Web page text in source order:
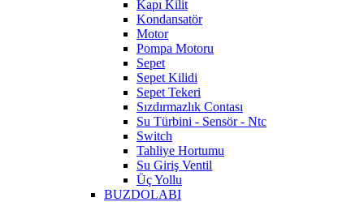
Kapı Kilit
Kondansatör
Motor
Pompa Motoru
Sepet
Sepet Kilidi
Sepet Tekeri
Sızdırmazlık Contası
Su Türbini - Sensör - Ntc
Switch
Tahliye Hortumu
Su Giriş Ventil
Üç Yollu
BUZDOLABI